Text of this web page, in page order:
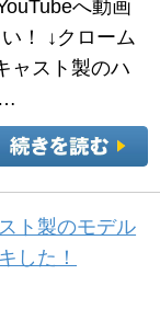
へ動画
！ ↓クローム
ャスト製のハ
ト製のモデル
した！